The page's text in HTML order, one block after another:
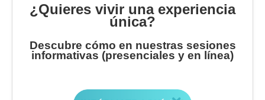
¿Quieres vivir una experiencia
única?
Descubre cómo en nuestras sesiones
informativas (presenciales y en línea)